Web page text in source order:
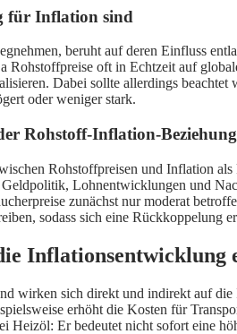
für Inflation sind
beruht auf deren Einfluss
Rohstoffpreise oft in Echtzeit auf
Dabei sollte allerdings
oder weniger stark.
Rohstoff-Inflation-Beziehung
Rohstoffpreisen und Inflation
Lohnentwicklungen und
zunächst nur moderat
sodass sich eine
Inflationsentwicklung
wirken sich direkt und indirekt auf
erhöht die Kosten für
Heizöl: Er bedeutet nicht sofort eine